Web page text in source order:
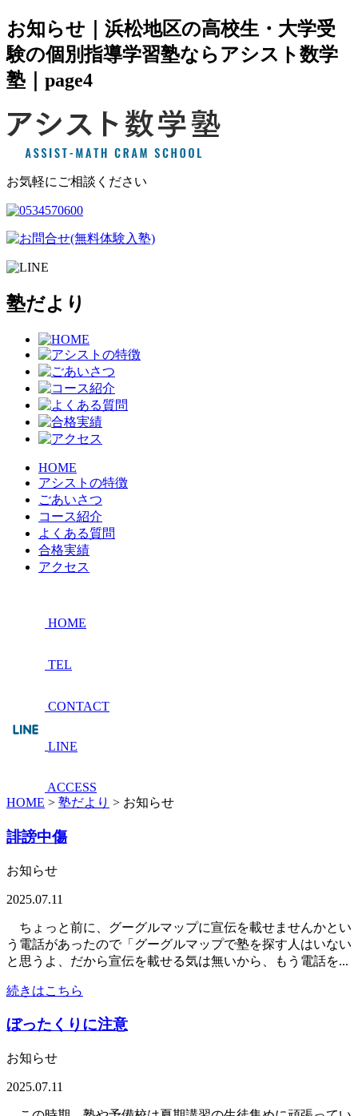
お知らせ｜浜松地区の高校生・大学受
験の個別指導学習塾ならアシスト数学
塾｜page4
お気軽にご相談ください
塾だより
HOME
アシストの特徴
ごあいさつ
コース紹介
よくある質問
合格実績
アクセス
HOME
TEL
CONTACT
LINE
ACCESS
HOME > 塾だより > お知らせ
誹謗中傷
お知らせ
2025.07.11
ちょっと前に、グーグルマップに宣伝を載せませんかとい
う電話があったので「グーグルマップで塾を探す人はいない
と思うよ、だから宣伝を載せる気は無いから、もう電話を...
続きはこちら
ぼったくりに注意
お知らせ
2025.07.11